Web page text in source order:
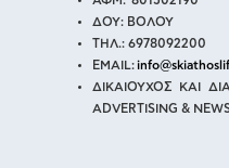
ΔΟΥ: ΒΟΛΟΥ
ΤΗΛ.: 6978092200
EMAIL:
ΔΙΚΑΙΟΥΧΟΣ ΚΑΙ
ADVERTISING &